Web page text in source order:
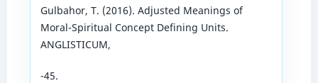
Gulbahor, T. (2016). Adjusted Meanings of
Moral-Spiritual Concept Defining Units.
ANGLISTICUM,
-45.